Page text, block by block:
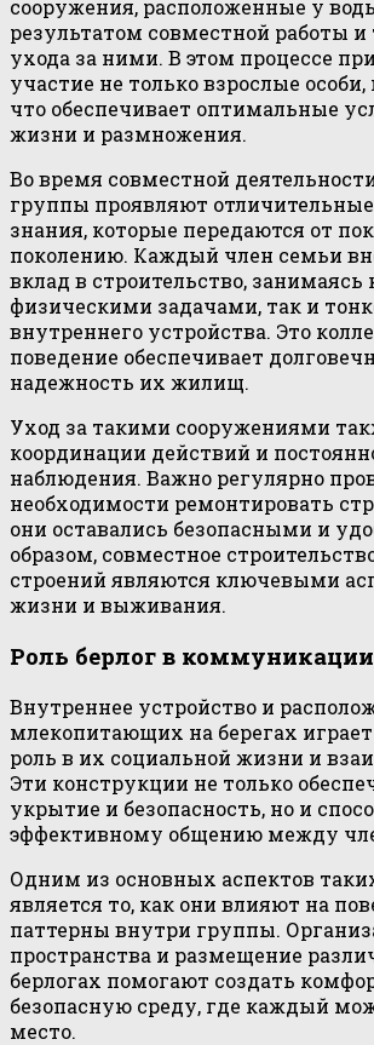
сооружения, расположенные у
результатом совместной работы и
ухода за ними. В этом процессе
участие не только взрослые
что обеспечивает оптимальные
жизни и размножения.
Во время совместной
группы проявляют
знания, которые передаются от
поколению. Каждый член семьи
вклад в строительство,
физическими задачами, так и
внутреннего устройства. Это
поведение обеспечивает
надежность их жилищ.
Уход за такими сооружениями
координации действий и
наблюдения. Важно регулярно
необходимости ремонтировать
они оставались безопасными и
образом, совместное
строений являются ключевыми
жизни и выживания.
Роль берлог в
Внутреннее устройство и
млекопитающих на берегах
роль в их социальной жизни и
Эти конструкции не только
укрытие и безопасность, но и
эффективному общению между
Одним из основных аспектов
является то, как они влияют на
паттерны внутри группы.
пространства и размещение
берлогах помогают создать
безопасную среду, где каждый
место.